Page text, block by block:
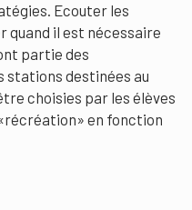
Ecouter les
quand il est nécessaire
partie des
stations destinées au
choisies par les élèves
en fonction